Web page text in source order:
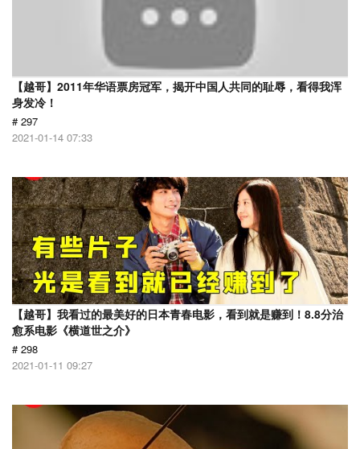
【越哥】2011年华语票房冠军，揭开中国人共同的耻辱，看得我浑
身发冷！
# 297
2021-01-14 07:33
【越哥】我看过的最美好的日本青春电影，看到就是赚到！8.8分治
愈系电影《横道世之介》
# 298
2021-01-11 09:27